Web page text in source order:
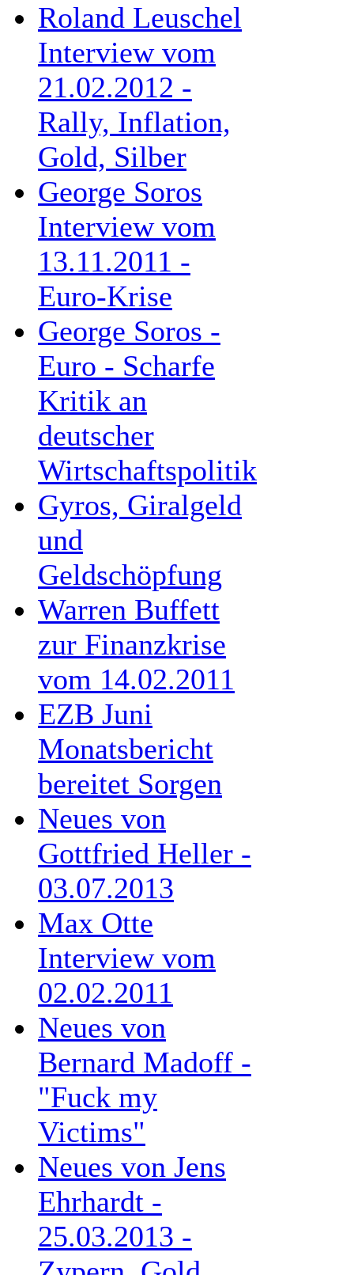
Roland Leuschel
Interview vom
21.02.2012 -
Rally, Inflation,
Gold, Silber
George Soros
Interview vom
13.11.2011 -
Euro-Krise
George Soros -
Euro - Scharfe
Kritik an
deutscher
Wirtschaftspolitik
Gyros, Giralgeld
und
Geldschöpfung
Warren Buffett
zur Finanzkrise
vom 14.02.2011
EZB Juni
Monatsbericht
bereitet Sorgen
Neues von
Gottfried Heller -
03.07.2013
Max Otte
Interview vom
02.02.2011
Neues von
Bernard Madoff -
"Fuck my
Victims"
Neues von Jens
Ehrhardt -
25.03.2013 -